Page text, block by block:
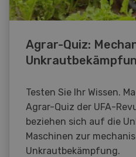
Agrar-Quiz:
Testen Sie Ihr Wissen.
Agrar-Quiz der UFA-
beziehen sich auf die
Maschinen zur
Unkrautbekämpfung.